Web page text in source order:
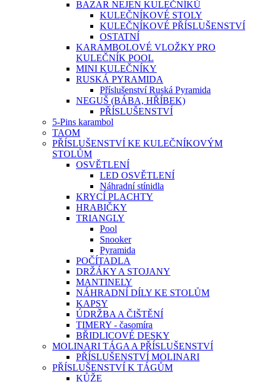
BAZAR NEJEN KULEČNÍKŮ
KULEČNÍKOVÉ STOLY
KULEČNÍKOVÉ PŘÍSLUŠENSTVÍ
OSTATNÍ
KARAMBOLOVÉ VLOŽKY PRO
KULEČNÍK POOL
MINI KULEČNÍKY
RUSKÁ PYRAMIDA
Příslušenství Ruská Pyramida
NEGUŠ (BÁBA, HŘÍBEK)
PŘÍSLUŠENSTVÍ
5-Pins karambol
TAOM
PŘÍSLUŠENSTVÍ KE KULEČNÍKOVÝM
STOLŮM
OSVĚTLENÍ
LED OSVĚTLENÍ
Náhradní stínidla
KRYCÍ PLACHTY
HRABIČKY
TRIANGLY
Pool
Snooker
Pyramida
POČÍTADLA
DRŽÁKY A STOJANY
MANTINELY
NÁHRADNÍ DÍLY KE STOLŮM
KAPSY
ÚDRŽBA A ČIŠTĚNÍ
TIMERY - časomíra
BŘIDLICOVÉ DESKY
MOLINARI TÁGA A PŘÍSLUŠENSTVÍ
PŘÍSLUŠENSTVÍ MOLINARI
PŘÍSLUŠENSTVÍ K TÁGŮM
KŮŽE